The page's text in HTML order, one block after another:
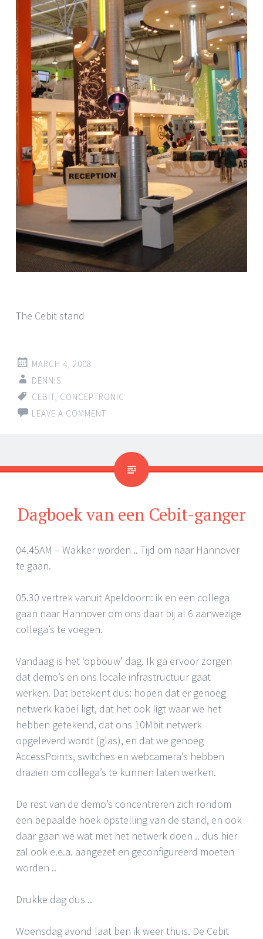
The Cebit stand
MARCH 4, 2008
DENNIS
CEBIT, CONCEPTRONIC
LEAVE A COMMENT
Dagboek van een Cebit-ganger
04.45AM – Wakker worden .. Tijd om naar Hannover
te gaan.
05.30 vertrek vanuit Apeldoorn: ik en een collega
gaan naar Hannover om ons daar bij al 6 aanwezige
collega’s te voegen.
Vandaag is het ‘opbouw’ dag. Ik ga ervoor zorgen
dat demo’s en ons locale infrastructuur gaat
werken. Dat betekent dus: hopen dat er genoeg
netwerk kabel ligt, dat het ook ligt waar we het
hebben getekend, dat ons 10Mbit netwerk
opgeleverd wordt (glas), en dat we genoeg
AccessPoints, switches en webcamera’s hebben
draaien om collega’s te kunnen laten werken.
De rest van de demo’s concentreren zich rondom
een bepaalde hoek opstelling van de stand, en ook
daar gaan we wat met het netwerk doen .. dus hier
zal ook e.e.a. aangezet en geconfigureerd moeten
worden ..
Drukke dag dus ..
Woensdag avond laat ben ik weer thuis. De Cebit